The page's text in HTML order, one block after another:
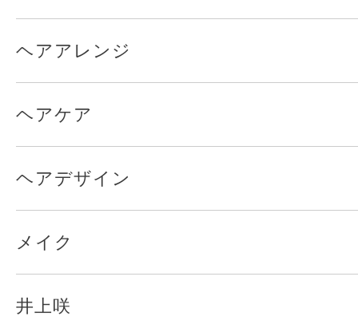
ヘアアレンジ
ヘアケア
ヘアデザイン
メイク
井上咲